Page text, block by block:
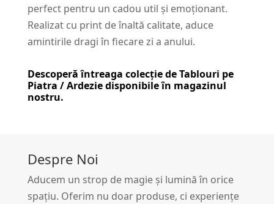
perfect pentru un cadou util și emoționant.
Realizat cu print de înaltă calitate, aduce
amintirile dragi în fiecare zi a anului.
Descoperă întreaga colecție deTablouri pe
Piatra / Ardeziedisponibile în magazinul
nostru.
Despre Noi
Aducem un strop de magie și lumină în orice
spațiu. Oferim nu doar produse, ci experiențe